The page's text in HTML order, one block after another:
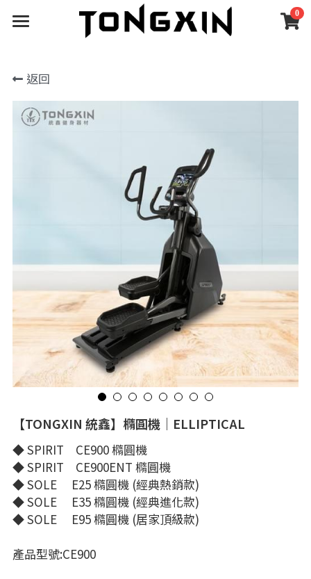
0
深蹲架
啞鈴｜壺鈴｜藥球
機械式重訓器材
功能性訓練器材
深蹲架配件
空間規劃｜客製化
首頁
關於統鑫
深蹲架
深蹲架配件
自由重量訓練
槓片
槓鈴
槓鈴配件
槓鈴｜特殊槓
槓鈴｜直槓
啞鈴｜壺鈴｜藥球
機械式重訓器材
機械式器材
功能性訓練器材
臥推椅｜抬腿器
雪橇車
握力｜攀爬
跳箱｜木箱｜防摔墊
戰繩｜彈力繩｜TRX
舉重輔助器材
收納與配件
健身專用地材
空間規劃｜客製化
客製化器材
健身房
官方公告
選購指南
搜索
繁體中文
繁體中文
LINE@
返回
【TONGXIN 統鑫】橢圓機｜ELLIPTICAL
◆ SPIRIT CE900 橢圓機
◆ SPIRIT CE900ENT 橢圓機
◆ SOLE E25 橢圓機 (經典熱銷款)
◆ SOLE E35 橢圓機 (經典進化款)
◆ SOLE E95 橢圓機 (居家頂級款)
產品型號:CE900
×
商品分類
所有商品分類
經典絕版｜限量釋出
×
部落格分類
所有博客分類